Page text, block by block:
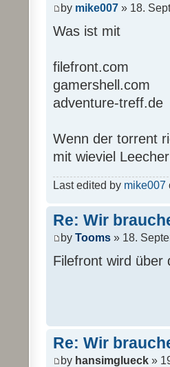
by mike007 » 18.
Was ist mit
filefront.com
gamershell.com
adventure-treff.de
Wenn der torrent
mit wieviel
Last edited by mike007
Re: Wir
by Tooms » 18.
Filefront wird über
Re: Wir
by hansimglueck »